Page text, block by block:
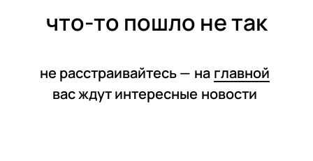
что-то пошло не так
не расстраивайтесь — на главной
вас ждут интересные новости